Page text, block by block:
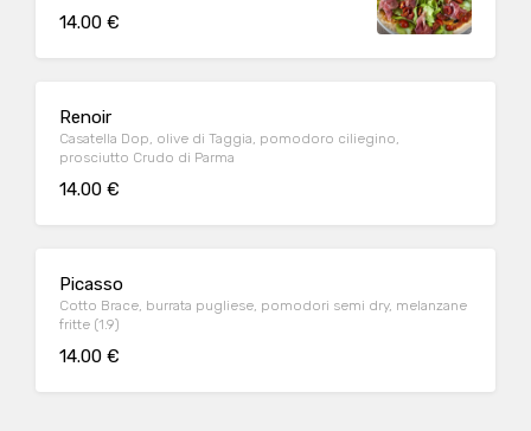
14.00 €
Renoir
Casatella Dop, olive di Taggia, pomodoro ciliegino,
prosciutto Crudo di Parma
14.00 €
Picasso
Cotto Brace, burrata pugliese, pomodori semi dry, melanzane
fritte (1.9)
14.00 €